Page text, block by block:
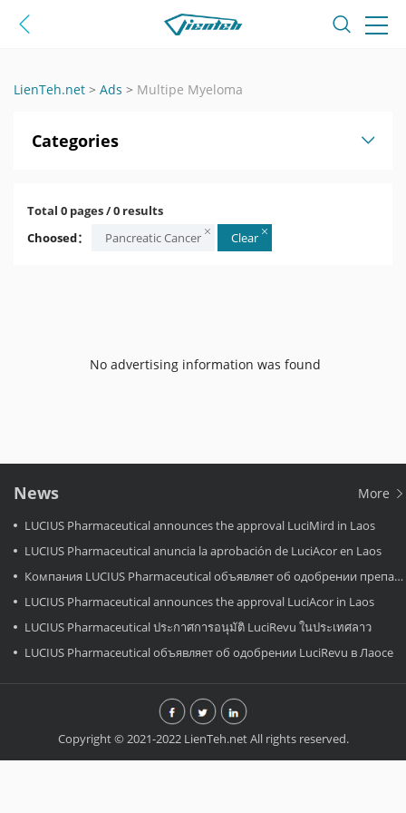
LienTeh.net > Ads > Multipe Myeloma
Categories
Total 0 pages / 0 results
Choosed：
Pancreatic Cancer Clear
No advertising information was found
News More
LUCIUS Pharmaceutical announces the approval LuciMird in Laos
LUCIUS Pharmaceutical anuncia la aprobación de LuciAcor en Laos
Компания LUCIUS Pharmaceutical объявляет об одобрении препарата LuciAcor в Лаосе.
LUCIUS Pharmaceutical announces the approval LuciAcor in Laos
LUCIUS Pharmaceutical ประกาศการอนุมัติ LuciRevu ในประเทศลาว
LUCIUS Pharmaceutical объявляет об одобрении LuciRevu в Лаосе
Copyright © 2021-2022 LienTeh.net All rights reserved.